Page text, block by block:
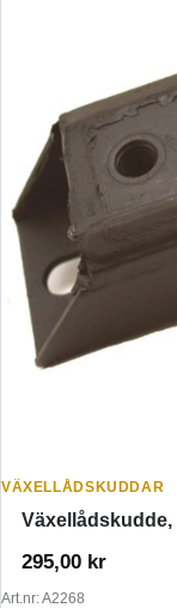
VÄXELLÅDSKUDDAR
Växellådskudde,
295,00 kr
Art.nr: A2268